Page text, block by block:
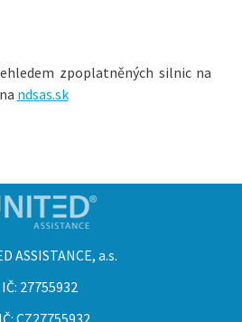
zpoplatněných silnic na
ndsas.sk
ASSISTANCE, a.s.
IČ: 27755932
CZ27755932